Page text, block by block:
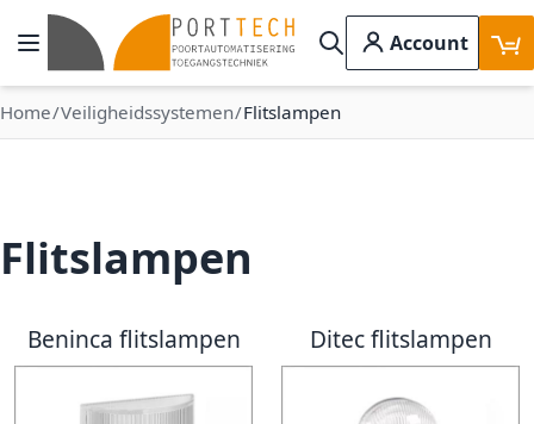
Ga naar de inhoud
Toggle Nav
Search
Account
Home Veiligheidssystemen Flitslampen
Flitslampen
Beninca flitslampen Ditec flitslampen